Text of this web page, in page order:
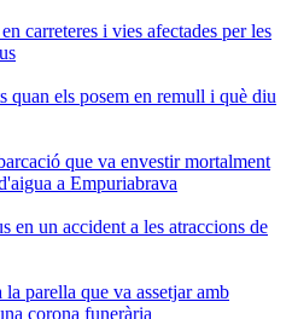
carreteres i vies afectades per les
quan els posem en remull i què diu
que va envestir mortalment
a Empuriabrava
en un accident a les atraccions de
parella que va assetjar amb
corona funerària